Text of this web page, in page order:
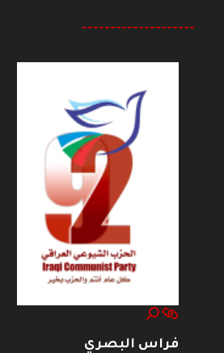
--------------------
فراس البصري